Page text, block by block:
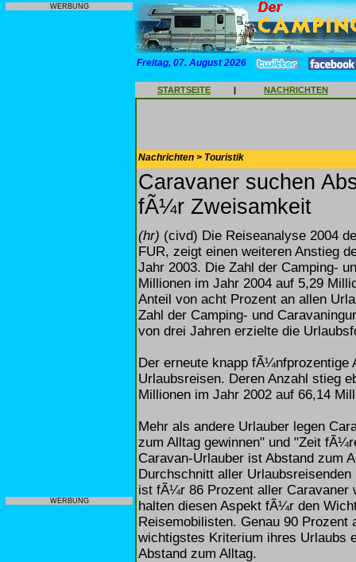
WERBUNG
WERBUNG
Freitag, 07. August 2026
STARTSEITE | NACHRICHTEN
Nachrichten > Touristik
Caravaner suchen
fÃ¼r Zweisamkeit
(hr) (civd) Die Reiseanalyse 2004
FUR, zeigt einen weiteren Anstieg
Jahr 2003. Die Zahl der Camping-
Millionen im Jahr 2004 auf 5,29
Anteil von acht Prozent an allen
Zahl der Camping- und
von drei Jahren erzielte die
Der erneute knapp fÃ¼nfprozentige
Urlaubsreisen. Deren Anzahl stieg
Millionen im Jahr 2002 auf 66,14
Mehr als andere Urlauber legen
zum Alltag gewinnen" und "Zeit
Caravan-Urlauber ist Abstand zum
Durchschnitt aller
ist fÃ¼r 86 Prozent aller Caravaner
halten diesen Aspekt fÃ¼r den
Reisemobilisten. Genau 90
wichtigstes Kriterium ihres Urlaubs
Abstand zum Alltag.